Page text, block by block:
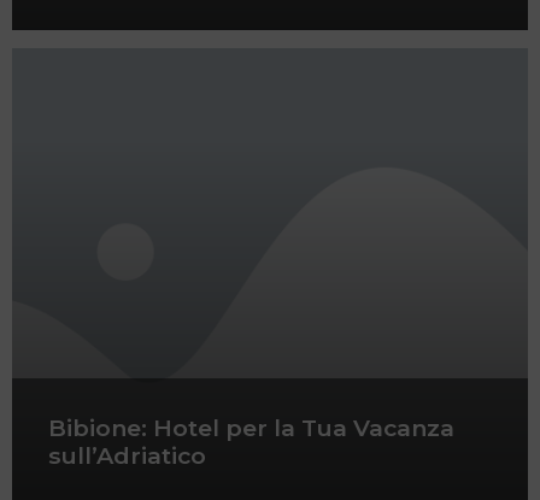
Bibione: Hotel per la Tua Vacanza
sull’Adriatico